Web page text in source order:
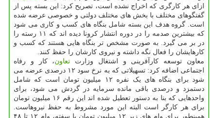
ازای هر کارگری که اخراج نشده است، تصریح کرد: این بسته پس از
گفتگوهای مختلف با بخش های مختلف دولتی و خصوصی عرضه شده
است. گروه هدف این بسته شامل بنگاه های کسب و کاری می شود
که بیشترین صدمه را در دوره انتشار کرونا دیده اند که ۱۱ رسته را
در بر می گیرد. به صورت مشخص تر بنگاه هایی هستند که کسب و
کارهایشان را فعال نگه داشته و نیروی کارشان را حفظ کنند.
معاون توسعه کارآفرینی و اشتغال وزارت تعاون، کار و رفاه
اجتماعی اضافه کرد: تسهیلاتی که به نرخ سود ۱۲ درصدی عرضه می
شود برای بنگاه های یک نفره ۱۲ میلیون تومان است که شامل
دستمزد و درصدی باقی مانده سرمایه در گردش می شود، برای
واحدهایی که بنا به دستور تعطیل شده اند این رقم ۱۶ میلیون تومان
برای هر کارگر است البته این مورد مشروط به حفظ نیروهاست.
همینطور برای وام های زیر ۱۲ میلیون تومان با سفته، وام ۱۲ تا ۴۸